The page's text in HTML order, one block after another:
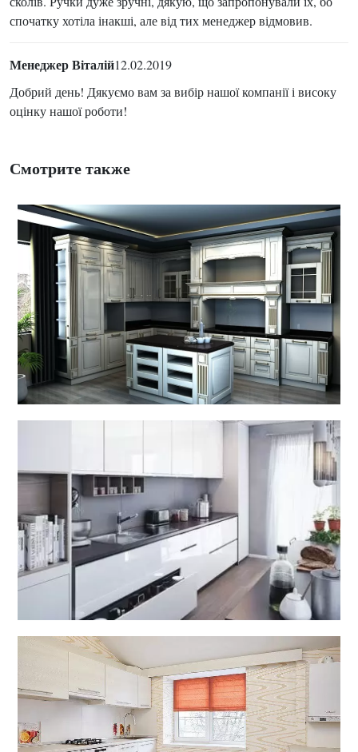
спочатку хотіла інакші, але від тих менеджер відмовив.
Менеджер Віталій12.02.2019
Добрий день! Дякуємо вам за вибір нашої компанії і високу
оцінку нашої роботи!
Смотрите также